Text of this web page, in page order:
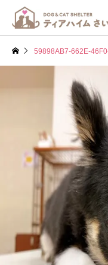
59898AB7-662E-